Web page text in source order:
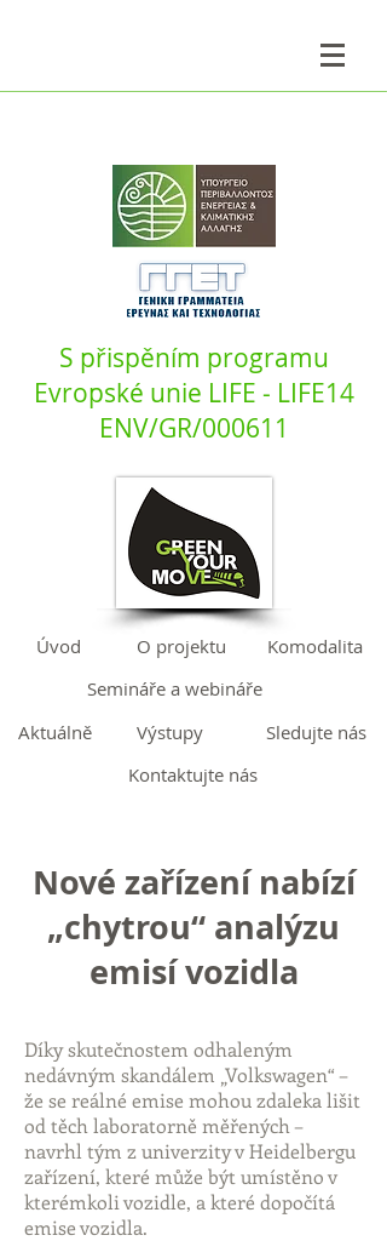
Nové zařízení nabízí
„chytrou“ analýzu
emisí vozidla
Díky skutečnostem odhaleným
nedávným skandálem „Volkswagen“ –
že se reálné emise mohou zdaleka lišit
od těch laboratorně měřených –
navrhl tým z univerzity v Heidelbergu
zařízení, které může být umístěno v
kterémkoli vozidle, a které dopočítá
emise vozidla.
S přispěním programu
Evropské unie LIFE - LIFE14
ENV/GR/000611
Úvod O projektu
Komodalita
Semináře a webináře
Aktuálně
Výstupy
Sledujte nás
Kontaktujte nás